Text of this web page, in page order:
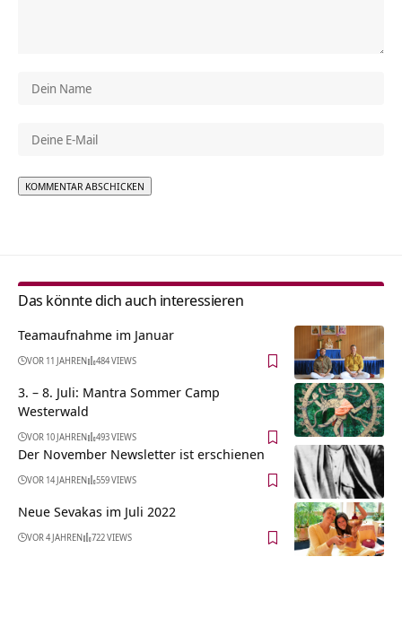
Das könnte dich auch interessieren
Teamaufnahme im Januar
VOR 11 JAHREN 484 VIEWS
3. – 8. Juli: Mantra Sommer Camp
Westerwald
VOR 10 JAHREN 493 VIEWS
Der November Newsletter ist erschienen
VOR 14 JAHREN 559 VIEWS
Neue Sevakas im Juli 2022
VOR 4 JAHREN 722 VIEWS